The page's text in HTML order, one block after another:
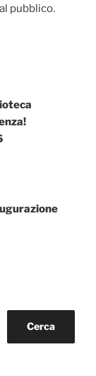
pubblico.
Cerca